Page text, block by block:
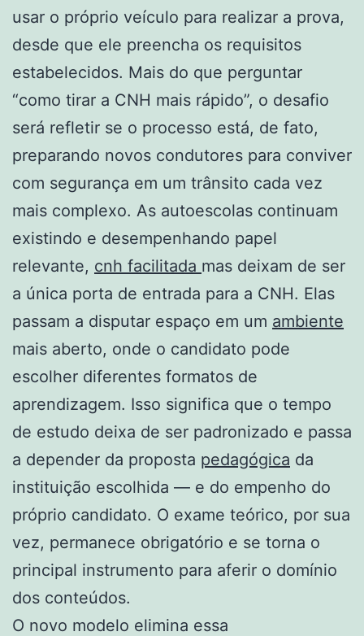
usar o próprio veículo para realizar a prova,
desde que ele preencha os requisitos
estabelecidos. Mais do que perguntar
“como tirar a CNH mais rápido”, o desafio
será refletir se o processo está, de fato,
preparando novos condutores para conviver
com segurança em um trânsito cada vez
mais complexo. As autoescolas continuam
existindo e desempenhando papel
relevante, cnh facilitada mas deixam de ser
a única porta de entrada para a CNH. Elas
passam a disputar espaço em um ambiente
mais aberto, onde o candidato pode
escolher diferentes formatos de
aprendizagem. Isso significa que o tempo
de estudo deixa de ser padronizado e passa
a depender da proposta pedagógica da
instituição escolhida — e do empenho do
próprio candidato. O exame teórico, por sua
vez, permanece obrigatório e se torna o
principal instrumento para aferir o domínio
dos conteúdos.
O novo modelo elimina essa